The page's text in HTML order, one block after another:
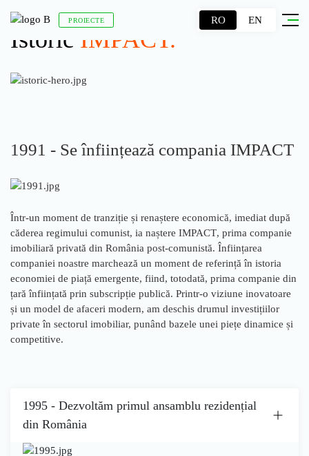
PROIECTE RO EN
Istoric IMPACT.
1991 - Se înființează compania IMPACT
Într-un moment de tranziție și renaștere economică, imediat după
căderea regimului comunist, ia naștere IMPACT, prima companie
imobiliară privată din România post-comunistă. Înființarea
companiei noastre marchează un moment de referință în istoria
economiei de piață emergente, fiind, totodată, prima companie din
țară înființată prin subscripție publică. Printr-o viziune inovatoare
și un model de afaceri modern, am deschis drumul investițiilor
private în sectorul imobiliar, punând bazele unei piețe dinamice și
competitive.
1995 - Dezvoltăm primul ansamblu rezidențial
din România